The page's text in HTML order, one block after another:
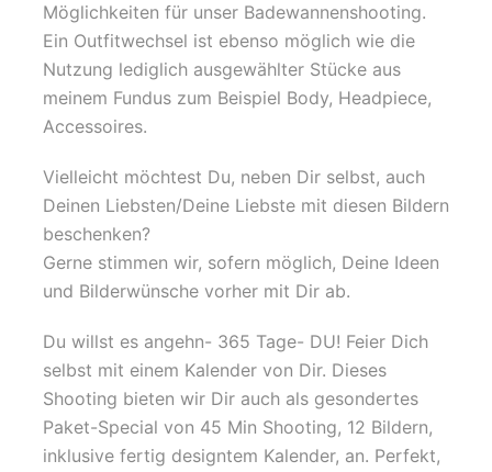
Möglichkeiten für unser Badewannenshooting.
Ein Outfitwechsel ist ebenso möglich wie die
Nutzung lediglich ausgewählter Stücke aus
meinem Fundus zum Beispiel Body, Headpiece,
Accessoires.
Vielleicht möchtest Du, neben Dir selbst, auch
Deinen Liebsten/Deine Liebste mit diesen Bildern
beschenken?
Gerne stimmen wir, sofern möglich, Deine Ideen
und Bilderwünsche vorher mit Dir ab.
Du willst es angehn- 365 Tage- DU! Feier Dich
selbst mit einem Kalender von Dir. Dieses
Shooting bieten wir Dir auch als gesondertes
Paket-Special von 45 Min Shooting, 12 Bildern,
inklusive fertig designtem Kalender, an. Perfekt,